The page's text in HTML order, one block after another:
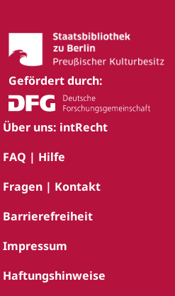
Gefördert durch:
Über uns: intRecht
FAQ | Hilfe
Fragen | Kontakt
Barrierefreiheit
Impressum
Haftungshinweise